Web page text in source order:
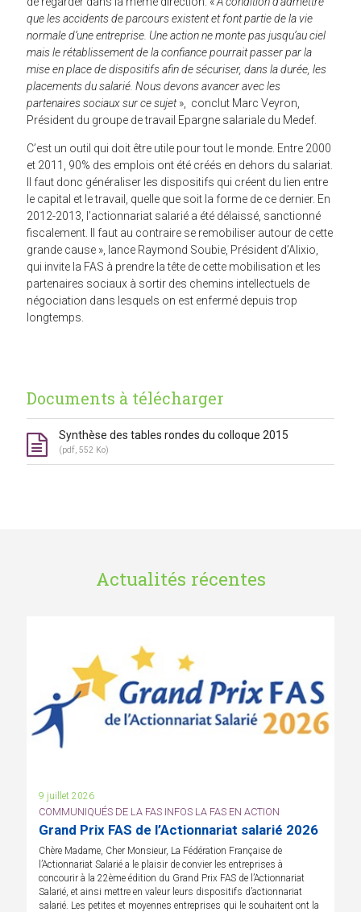
que les accidents de parcours existent et font partie de la vie
normale d’une entreprise. Une action ne monte pas jusqu’au ciel
mais le rétablissement de la confiance pourrait passer par la
mise en place de dispositifs afin de sécuriser, dans la durée, les
placements du salarié. Nous devons avancer avec les
partenaires sociaux sur ce sujet», conclut Marc Veyron,
Président du groupe de travail Epargne salariale du Medef.
C’est un outil qui doit être utile pour tout le monde. Entre 2000
et 2011, 90% des emplois ont été créés en dehors du salariat.
Il faut donc généraliser les dispositifs qui créent du lien entre
le capital et le travail, quelle que soit la forme de ce dernier. En
2012-2013, l’actionnariat salarié a été délaissé, sanctionné
fiscalement. Il faut au contraire se remobiliser autour de cette
grande cause », lance Raymond Soubie, Président d’Alixio,
qui invite la FAS à prendre la tête de cette mobilisation et les
partenaires sociaux à sortir des chemins intellectuels de
négociation dans lesquels on est enfermé depuis trop
longtemps.
Documents à télécharger
Synthèse des tables rondes du colloque 2015
(pdf, 552 Ko)
Actualités récentes
9 juillet 2026
COMMUNIQUÉS DE LA FAS INFOS LA FAS EN ACTION
Grand Prix FAS de l’Actionnariat salarié 2026
Chère Madame, Cher Monsieur, La Fédération Française de
l’Actionnariat Salarié a le plaisir de convier les entreprises à
concourir à la 22ème édition du Grand Prix FAS de l’Actionnariat
Salarié, et ainsi mettre en valeur leurs dispositifs d’actionnariat
salarié. Les petites et moyennes entreprises qui le souhaitent ont la